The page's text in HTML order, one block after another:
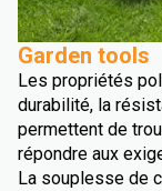
Garden tools
Les propriétés
durabilité, la
permettent de
répondre aux
La souplesse de